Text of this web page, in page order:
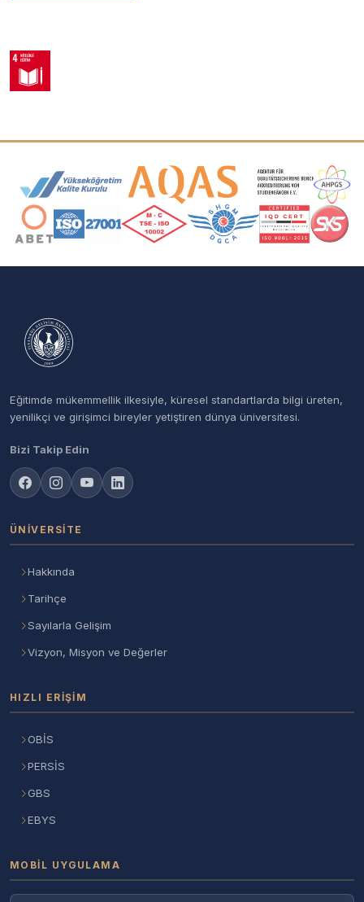
Akreditasyon ve Üyelik Logoları
Eğitimde mükemmellik ilkesiyle, küresel standartlarda bilgi üreten,
yenilikçi ve girişimci bireyler yetiştiren dünya üniversitesi.
Bizi Takip Edin
ÜNIVERSITE
Hakkında
Tarihçe
Sayılarla Gelişim
Vizyon, Misyon ve Değerler
HIZLI ERIŞIM
OBİS
PERSİS
GBS
EBYS
MOBIL UYGULAMA